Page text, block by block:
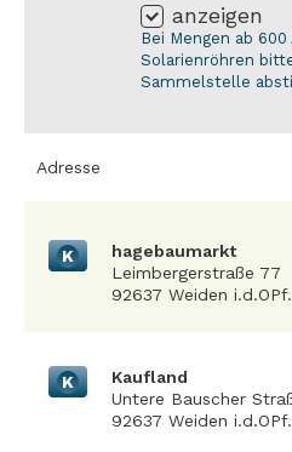
anzeigen
Bei Mengen ab
Solarienröhren
Sammelstelle
Adresse
K
hagebaumarkt
Leimbergerstraße 77
92637 Weiden i.d.OPf.
K
Kaufland
Untere Bauscher
92637 Weiden i.d.OPf.